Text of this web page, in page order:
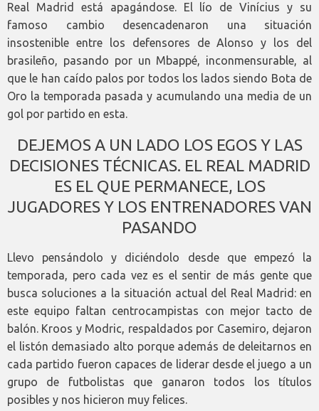
Real Madrid está apagándose. El lío de Vinícius y su
famoso cambio desencadenaron una situación
insostenible entre los defensores de Alonso y los del
brasileño, pasando por un Mbappé, inconmensurable, al
que le han caído palos por todos los lados siendo Bota de
Oro la temporada pasada y acumulando una media de un
gol por partido en esta.
DEJEMOS A UN LADO LOS EGOS Y LAS
DECISIONES TÉCNICAS. EL REAL MADRID
ES EL QUE PERMANECE, LOS
JUGADORES Y LOS ENTRENADORES VAN
PASANDO
Llevo pensándolo y diciéndolo desde que empezó la
temporada, pero cada vez es el sentir de más gente que
busca soluciones a la situación actual del Real Madrid: en
este equipo faltan centrocampistas con mejor tacto de
balón. Kroos y Modric, respaldados por Casemiro, dejaron
el listón demasiado alto porque además de deleitarnos en
cada partido fueron capaces de liderar desde el juego a un
grupo de futbolistas que ganaron todos los títulos
posibles y nos hicieron muy felices.